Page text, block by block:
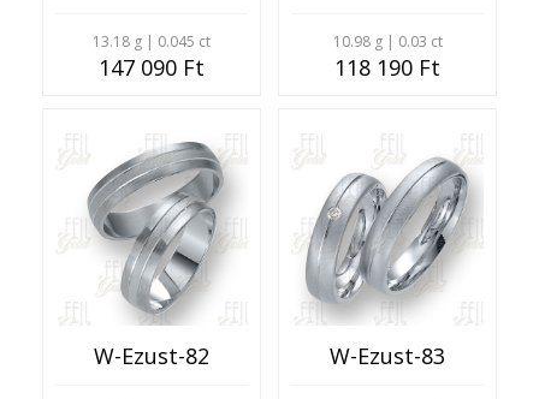
13.18 g | 0.045 ct
147 090 Ft
10.98 g | 0.03 ct
118 190 Ft
W-Ezust-82 W-Ezust-83